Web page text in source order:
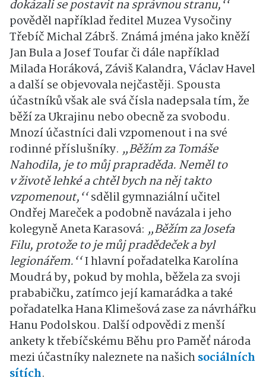
dokázali se postavit na správnou stranu,‘‘
pověděl například ředitel Muzea Vysočiny
Třebíč Michal Zábrš. Známá jména jako kněží
Jan Bula a Josef Toufar či dále například
Milada Horáková, Záviš Kalandra, Václav Havel
a další se objevovala nejčastěji. Spousta
účastníků však ale svá čísla nadepsala tím, že
běží za Ukrajinu nebo obecně za svobodu.
Mnozí účastníci dali vzpomenout i na své
rodinné příslušníky. „Běžím za Tomáše
Nahodila, je to můj prapraděda. Neměl to
v životě lehké a chtěl bych na něj takto
vzpomenout,‘‘sdělil gymnaziální učitel
Ondřej Mareček a podobně navázala i jeho
kolegyně Aneta Karasová: „Běžím za Josefa
Filu, protože to je můj pradědeček a byl
legionářem.‘‘I hlavní pořadatelka Karolína
Moudrá by, pokud by mohla, běžela za svoji
prababičku, zatímco její kamarádka a také
pořadatelka Hana Klimešová zase za návrhářku
Hanu Podolskou. Další odpovědi z menší
ankety k třebíčskému Běhu pro Paměť národa
mezi účastníky naleznete na našichsociálních
sítích.